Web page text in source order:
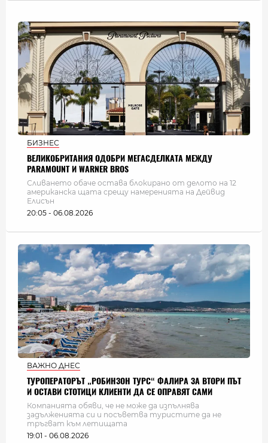
БИЗНЕС
ВЕЛИКОБРИТАНИЯ ОДОБРИ МЕГАСДЕЛКАТА МЕЖДУ
PARAMOUNT И WARNER BROS
Сливането обаче остава блокирано от делото на 12
американска щата срещу намеренията на Дейвид
Елисън
20:05 - 06.08.2026
ВАЖНО ДНЕС
ТУРОПЕРАТОРЪТ „РОБИНЗОН ТУРС“ ФАЛИРА ЗА ВТОРИ ПЪТ
И ОСТАВИ СТОТИЦИ КЛИЕНТИ ДА СЕ ОПРАВЯТ САМИ
Компанията обяви, че не може да изпълнява
задълженията си и посъветва туристите да не
тръгват към летищата
19:01 - 06.08.2026